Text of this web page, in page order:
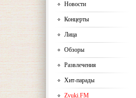
Новости
Концерты
Лица
Обзоры
Развлечения
Хит-парады
Zvuki.FM